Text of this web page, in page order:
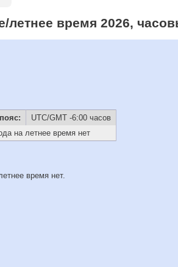
время 2026,
UTC/GMT -6:00 часов
на летнее время нет
время нет.